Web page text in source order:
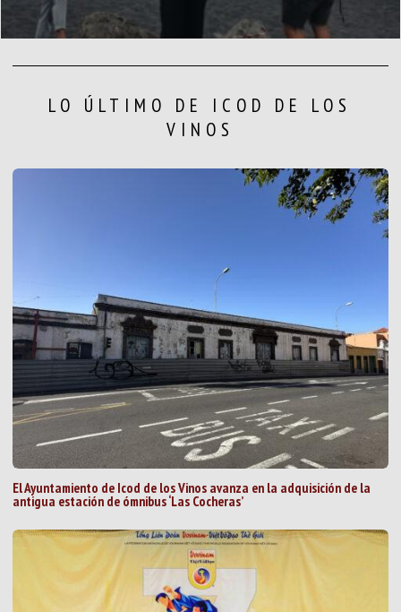
LO ÚLTIMO DE ICOD DE LOS
VINOS
El Ayuntamiento de Icod de los Vinos avanza en la adquisición de la
antigua estación de ómnibus ‘Las Cocheras’